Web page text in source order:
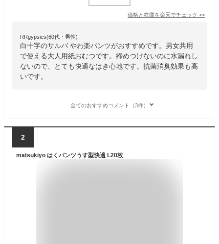
価格と在庫を楽天でチェック >>
RRgypsies(60代・男性)
白十字のサルバ やわ楽パンツがおすすめです。男女共用
で使える大人用紙おむつです。締めつけないのに水漏れし
ないので、とても快適なはき心地です。抗菌消臭効果も高
いです。
全てのおすすめコメント（3件）
2
matsukiyo はくパンツうす型快適 L20枚